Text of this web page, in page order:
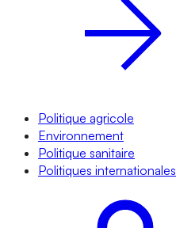
Politique agricole
Environnement
Politique sanitaire
Politiques internationales